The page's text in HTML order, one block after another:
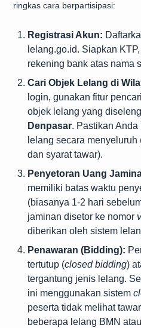
ringkas cara berpartisipasi:
Registrasi Akun:
lelang.go.id. Siapkan
rekening bank atas nama
Cari Objek Lelang di
login, gunakan fitur
objek lelang yang
Denpasar. Pastikan
lelang secara
dan syarat tawar).
Penyetoran Uang
memiliki batas waktu
(biasanya 1-2 hari
jaminan disetor ke nomor
diberikan oleh sistem
Penawaran (Bidding):
tertutup (closed bidding)
tergantung jenis lelang.
ini menggunakan sistem
peserta tidak melihat
beberapa lelang BMN